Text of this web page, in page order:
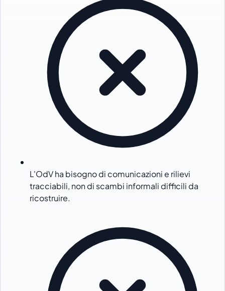
L'OdV ha bisogno di comunicazioni e rilievi
tracciabili, non di scambi informali difficili da
ricostruire.